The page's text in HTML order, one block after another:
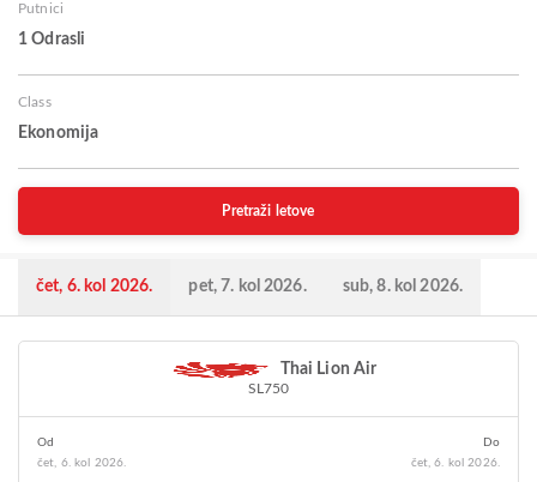
Putnici
1 Odrasli
Class
Ekonomija
Pretraži letove
čet, 6. kol 2026. pet, 7. kol 2026. sub, 8. kol 2026.
Thai Lion Air
SL750
Od
čet, 6. kol 2026.
Do
čet, 6. kol 2026.